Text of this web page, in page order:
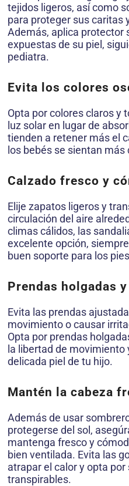
tejidos ligeros, así como
para proteger sus caritas
Además, aplica protector
expuestas de su piel,
pediatra.
Evita los colores
Opta por colores claros y
luz solar en lugar de
tienden a retener más el
los bebés se sientan
Calzado fresco y
Elije zapatos ligeros y
circulación del aire
climas cálidos, las
excelente opción,
buen soporte para los
Prendas holgadas
Evita las prendas
movimiento o causar
Opta por prendas
la libertad de movimiento
delicada piel de tu hijo.
Mantén la cabeza
Además de usar
protegerse del sol,
mantenga fresco y
bien ventilada. Evita las
atrapar el calor y opta
transpirables.